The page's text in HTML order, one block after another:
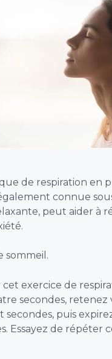
de respiration en
connue
peut aider à
sommeil.
cet exercice de
secondes, retenez
secondes, puis
Essayez de répéter